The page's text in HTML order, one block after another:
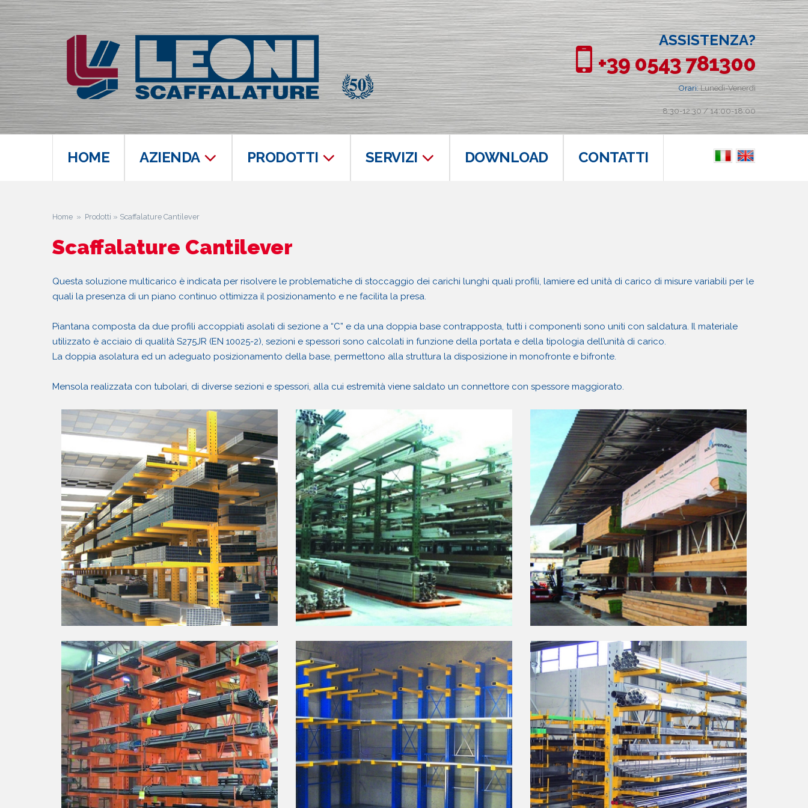
ASSISTENZA?
+39 0543 781300
Orari:Lunedì-Venerdì
8:30-12:30 / 14:00-18:00
HOME AZIENDA PRODOTTI SERVIZI DOWNLOAD CONTATTI
Home » Prodotti » Scaffalature Cantilever
Scaffalature Cantilever
Questa soluzione multicarico è indicata per risolvere le problematiche di stoccaggio dei carichi lunghi quali profili, lamiere ed unità di carico di misure variabili per le
quali la presenza di un piano continuo ottimizza il posizionamento e ne facilita la presa.
Piantana composta da due profili accoppiati asolati di sezione a “C” e da una doppia base contrapposta, tutti i componenti sono uniti con saldatura. Il materiale
utilizzato è acciaio di qualità S275JR (EN 10025-2), sezioni e spessori sono calcolati in funzione della portata e della tipologia dell’unità di carico.
La doppia asolatura ed un adeguato posizionamento della base, permettono alla struttura la disposizione in monofronte e bifronte.
Mensola realizzata con tubolari, di diverse sezioni e spessori, alla cui estremità viene saldato un connettore con spessore maggiorato.